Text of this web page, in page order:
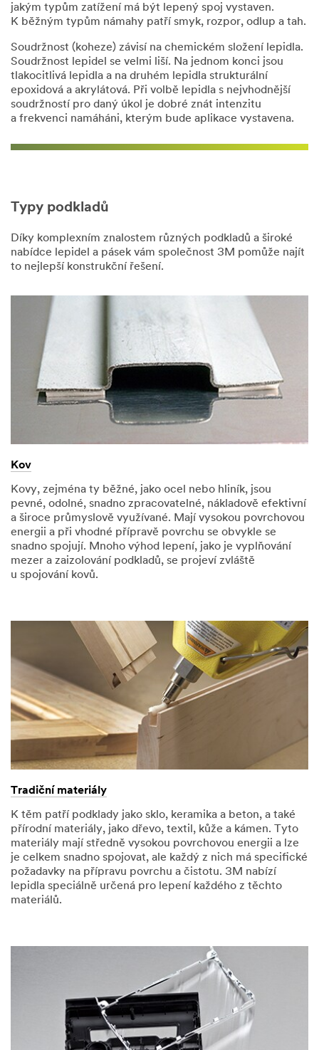
POSLAT
ZPRÁVU
že
3M
Obdrželi
jsme
vaši
a
dotaz
prošetřujeme
Některý
z našich
zástupců
vás
e-
An
error
occurred.
jakým typům zatížení má být lepený spoj vystaven.
K běžným typům námahy patří smyk, rozpor, odlup a tah.
Soudržnost (koheze) závisí na chemickém složení lepidla.
Soudržnost lepidel se velmi liší. Na jednom konci jsou
tlakocitlivá lepidla a na druhém lepidla strukturální
epoxidová a akrylátová. Při volbě lepidla s nejvhodnější
soudržností pro daný úkol je dobré znát intenzitu
a frekvenci namáháni, kterým bude aplikace vystavena.
Typy podkladů
Díky komplexním znalostem různých podkladů a široké
nabídce lepidel a pásek vám společnost 3M pomůže najít
to nejlepší konstrukční řešení.
Kov
Kovy, zejména ty běžné, jako ocel nebo hliník, jsou
pevné, odolné, snadno zpracovatelné, nákladově efektivní
a široce průmyslově využívané. Mají vysokou povrchovou
energii a při vhodné přípravě povrchu se obvykle se
snadno spojují. Mnoho výhod lepení, jako je vyplňování
mezer a zaizolování podkladů, se projeví zvláště
u spojování kovů.
Tradiční materiály
K těm patří podklady jako sklo, keramika a beton, a také
přírodní materiály, jako dřevo, textil, kůže a kámen. Tyto
materiály mají středně vysokou povrchovou energii a lze
je celkem snadno spojovat, ale každý z nich má specifické
požadavky na přípravu povrchu a čistotu. 3M nabízí
lepidla speciálně určená pro lepení každého z těchto
materiálů.